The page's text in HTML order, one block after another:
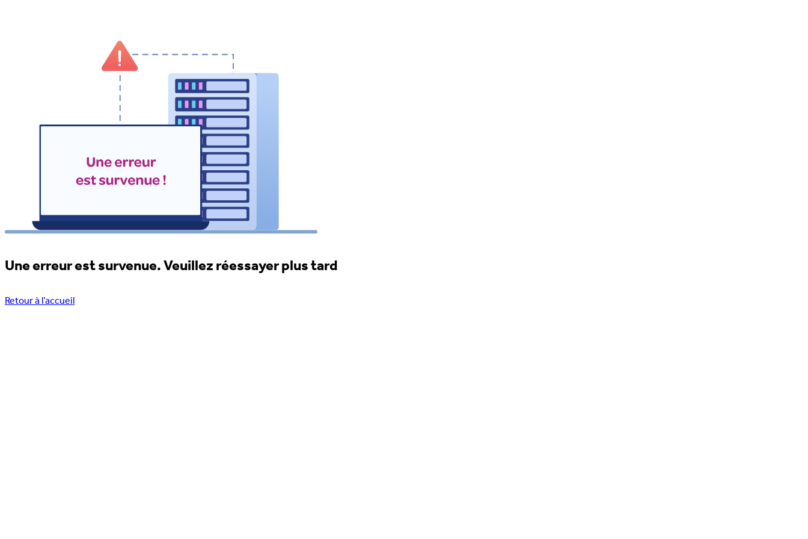
Une erreur est survenue. Veuillez réessayer plus tard
Retour à l’accueil